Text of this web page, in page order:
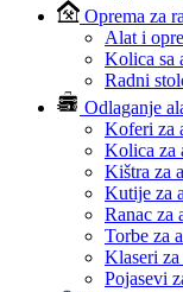
Oprema za
Alat i
Kolica sa
Radni
Odlaganje
Koferi za
Kolica za
Kištra za
Kutije za
Ranac za
Torbe za
Klaseri za
Pojasevi